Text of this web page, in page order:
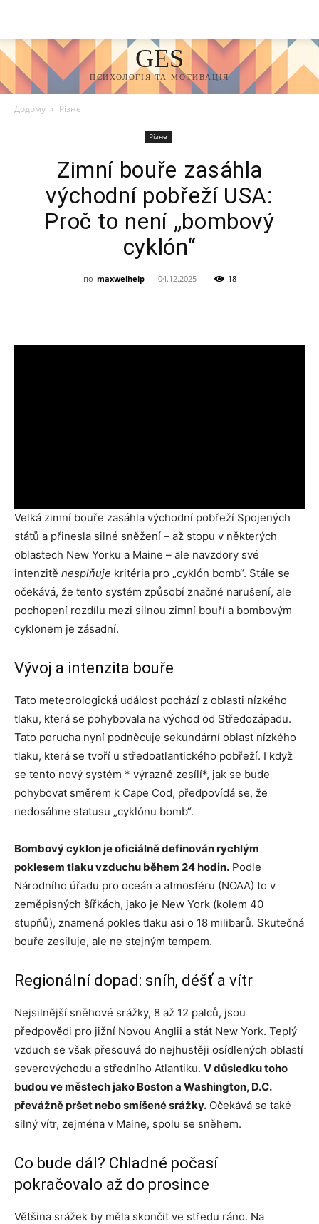
GES
ПСИХОЛОГІЯ ТА МОТИВАЦІЯ
Додому Різне
Різне
Zimní bouře zasáhla
východní pobřeží USA:
Proč to není „bombový
cyklón“
по maxwelhelp - 04.12.2025 18
Velká zimní bouře zasáhla východní pobřeží Spojených
států a přinesla silné sněžení – až stopu v některých
oblastech New Yorku a Maine – ale navzdory své
intenzitě nesplňuje kritéria pro „cyklón bomb“. Stále se
očekává, že tento systém způsobí značné narušení, ale
pochopení rozdílu mezi silnou zimní bouří a bombovým
cyklonem je zásadní.
Vývoj a intenzita bouře
Tato meteorologická událost pochází z oblasti nízkého
tlaku, která se pohybovala na východ od Středozápadu.
Tato porucha nyní podněcuje sekundární oblast nízkého
tlaku, která se tvoří u středoatlantického pobřeží. I když
se tento nový systém * výrazně zesílí*, jak se bude
pohybovat směrem k Cape Cod, předpovídá se, že
nedosáhne statusu „cyklónu bomb“.
Bombový cyklon je oficiálně definován rychlým
poklesem tlaku vzduchu během 24 hodin. Podle
Národního úřadu pro oceán a atmosféru (NOAA) to v
zeměpisných šířkách, jako je New York (kolem 40
stupňů), znamená pokles tlaku asi o 18 milibarů. Skutečná
bouře zesiluje, ale ne stejným tempem.
Regionální dopad: sníh, déšť a vítr
Nejsilnější sněhové srážky, 8 až 12 palců, jsou
předpovědi pro jižní Novou Anglii a stát New York. Teplý
vzduch se však přesouvá do nejhustěji osídlených oblastí
severovýchodu a středního Atlantiku. V důsledku toho
budou ve městech jako Boston a Washington, D.C.
převážně pršet nebo smíšené srážky. Očekává se také
silný vítr, zejména v Maine, spolu se sněhem.
Co bude dál? Chladné počasí
pokračovalo až do prosince
Většina srážek by měla skončit ve středu ráno. Na